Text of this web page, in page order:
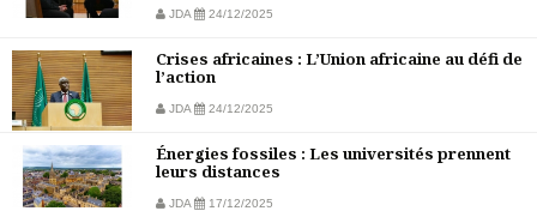
JDA 24/12/2025
Crises africaines : L’Union africaine au défi de
l’action
JDA 24/12/2025
Énergies fossiles : Les universités prennent
leurs distances
JDA 17/12/2025